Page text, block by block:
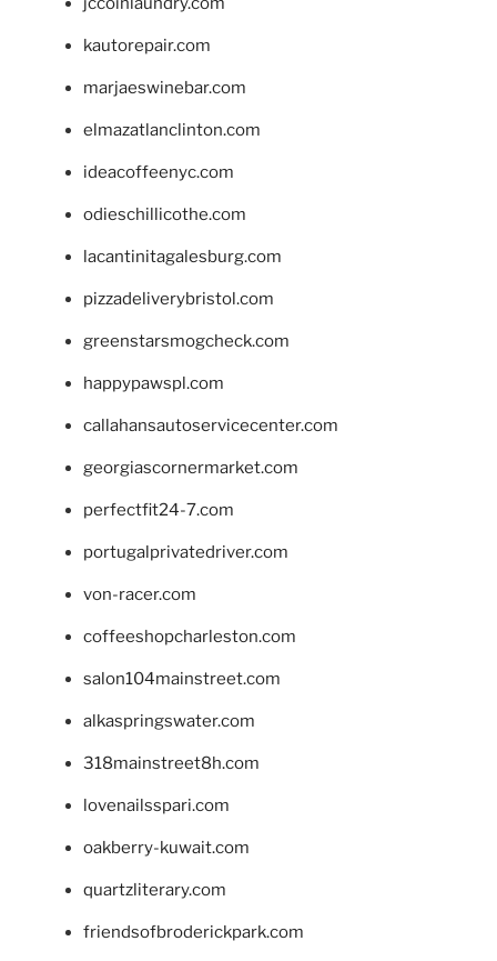
kautorepair.com
marjaeswinebar.com
elmazatlanclinton.com
ideacoffeenyc.com
odieschillicothe.com
lacantinitagalesburg.com
pizzadeliverybristol.com
greenstarsmogcheck.com
happypawspl.com
callahansautoservicecenter.com
georgiascornermarket.com
perfectfit24-7.com
portugalprivatedriver.com
von-racer.com
coffeeshopcharleston.com
salon104mainstreet.com
alkaspringswater.com
318mainstreet8h.com
lovenailsspari.com
oakberry-kuwait.com
quartzliterary.com
friendsofbroderickpark.com